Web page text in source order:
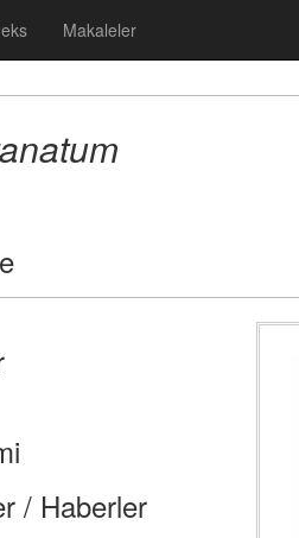
Makaleler
/ Haberler